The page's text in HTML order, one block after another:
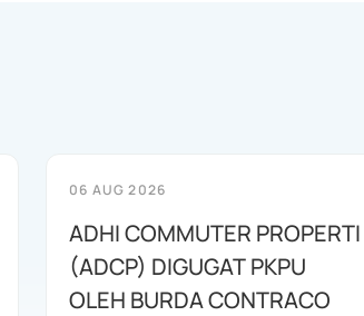
06 AUG 2026
ADHI COMMUTER PROPERTI
(ADCP) DIGUGAT PKPU
OLEH BURDA CONTRACO